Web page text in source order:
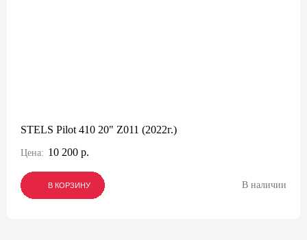
STELS Pilot 410 20" Z011 (2022г.)
Цена: 10 200 р.
В КОРЗИНУ
В КОРЗИНУ
В КОРЗИНУ В наличии